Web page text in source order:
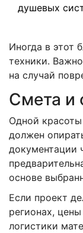
душевых
Иногда в этот
техники.
на случай
Смета и
Одной
должен
документации
основе
Если проект
регионах,
логистики